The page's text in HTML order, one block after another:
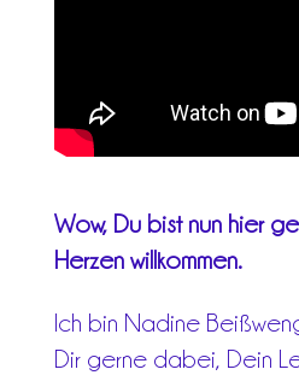
Wow, Du bist nun hier
Herzen willkommen.
Ich bin Nadine
Dir gerne dabei, Dein